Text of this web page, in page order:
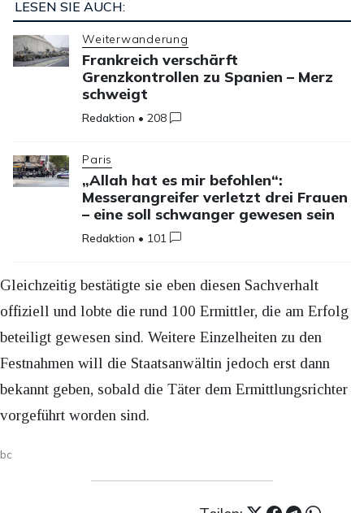
LESEN SIE AUCH:
Weiterwanderung
Frankreich verschärft
Grenzkontrollen zu Spanien – Merz
schweigt
Redaktion •208
Paris
„Allah hat es mir befohlen“:
Messerangreifer verletzt drei Frauen
– eine soll schwanger gewesen sein
Redaktion • 101
Gleichzeitig bestätigte sie eben diesen Sachverhalt
offiziell und lobte die rund 100 Ermittler, die am Erfolg
beteiligt gewesen sind. Weitere Einzelheiten zu den
Festnahmen will die Staatsanwältin jedoch erst dann
bekannt geben, sobald die Täter dem Ermittlungsrichter
vorgeführt worden sind.
bc